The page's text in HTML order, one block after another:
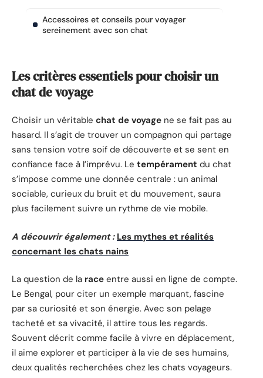
Accessoires et conseils pour voyager
sereinement avec son chat
Les critères essentiels pour choisir un
chat de voyage
Choisir un véritable chat de voyage ne se fait pas au
hasard. Il s’agit de trouver un compagnon qui partage
sans tension votre soif de découverte et se sent en
confiance face à l’imprévu. Le tempérament du chat
s’impose comme une donnée centrale : un animal
sociable, curieux du bruit et du mouvement, saura
plus facilement suivre un rythme de vie mobile.
A découvrir également : Les mythes et réalités
concernant les chats nains
La question de la race entre aussi en ligne de compte.
Le Bengal, pour citer un exemple marquant, fascine
par sa curiosité et son énergie. Avec son pelage
tacheté et sa vivacité, il attire tous les regards.
Souvent décrit comme facile à vivre en déplacement,
il aime explorer et participer à la vie de ses humains,
deux qualités recherchées chez les chats voyageurs.